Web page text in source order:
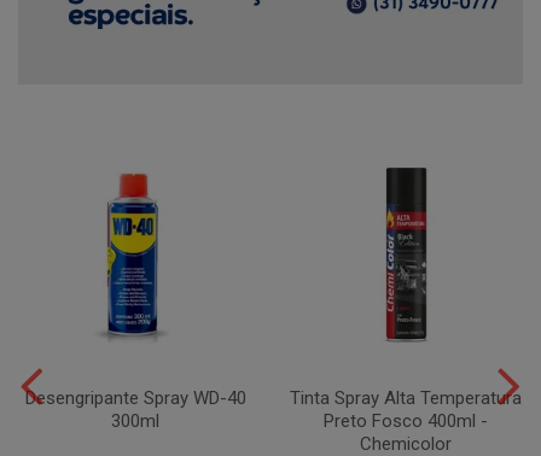
Desengripante Spray WD-40
300ml
Tinta Spray Alta Temperatura
Preto Fosco 400ml -
Chemicolor